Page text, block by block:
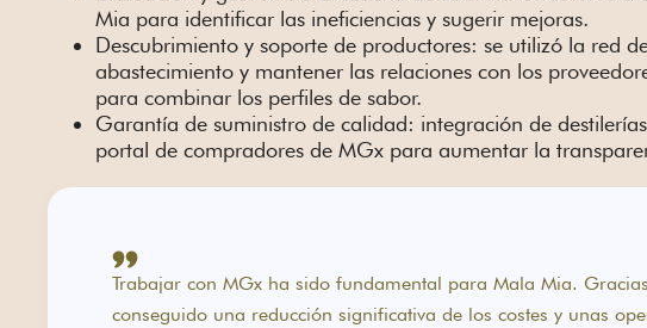
Mia para identificar las ineficiencias y sugerir mejoras.
Descubrimiento y soporte de productores: se utilizó la red
abastecimiento y mantener las relaciones con los
para combinar los perfiles de sabor.
Garantía de suministro de calidad: integración de
portal de compradores de MGx para aumentar la
Trabajar con MGx ha sido fundamental para Mala Mia.
conseguido una reducción significativa de los costes y unas